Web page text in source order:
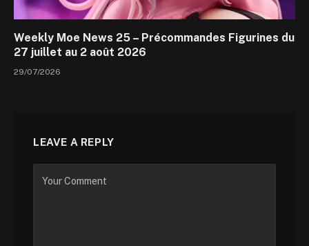
Weekly Moe News 25 – Précommandes Figurines du
27 juillet au 2 août 2026
29/07/2026
LEAVE A REPLY